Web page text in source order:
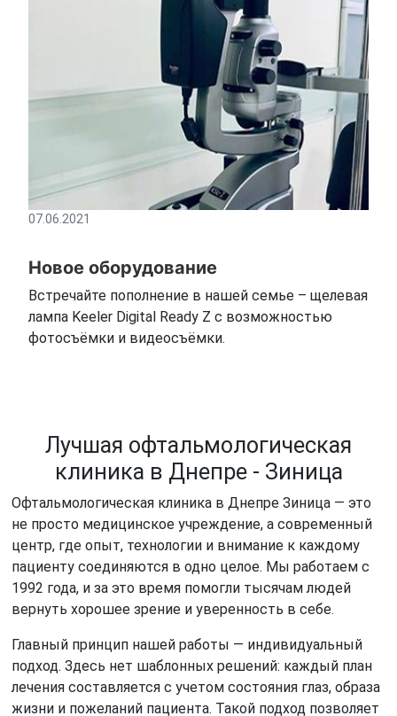
07.06.2021
Новое оборудование
Встречайте пополнение в нашей семье – щелевая
лампа Keeler Digital Ready Z с возможностью
фотосъёмки и видеосъёмки.
Лучшая офтальмологическая
клиника в Днепре - Зиница
Офтальмологическая клиника в Днепре Зиница — это
не просто медицинское учреждение, а современный
центр, где опыт, технологии и внимание к каждому
пациенту соединяются в одно целое. Мы работаем с
1992 года, и за это время помогли тысячам людей
вернуть хорошее зрение и уверенность в себе.
Главный принцип нашей работы — индивидуальный
подход. Здесь нет шаблонных решений: каждый план
лечения составляется с учетом состояния глаз, образа
жизни и пожеланий пациента. Такой подход позволяет